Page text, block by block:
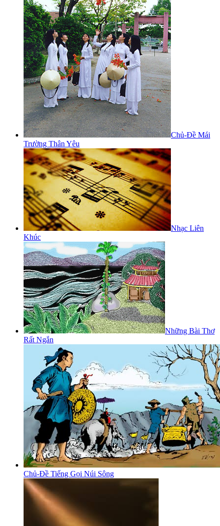
Chủ-Đề Mái
Trường Thân Yêu
Nhạc Liên
Khúc
Những Bài Thơ
Rất Ngắn
Chủ-Đề Tiếng Gọi Núi Sông